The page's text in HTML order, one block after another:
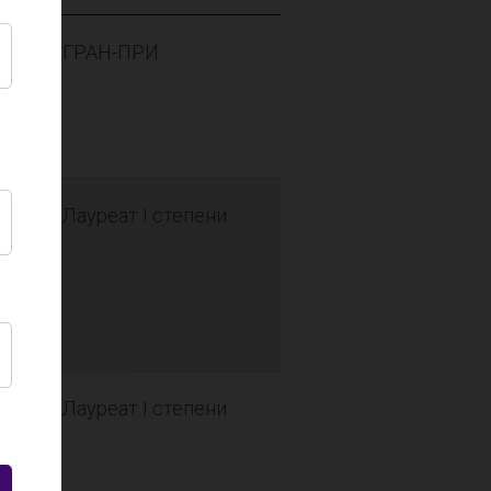
ГРАН-ПРИ
Лауреат I степени
Лауреат I степени